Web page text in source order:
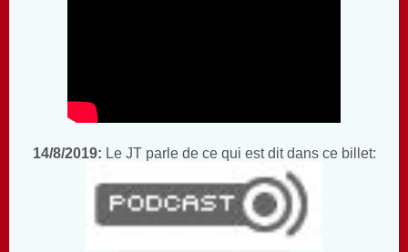
14/8/2019: Le JT parle de ce qui est dit dans ce billet: